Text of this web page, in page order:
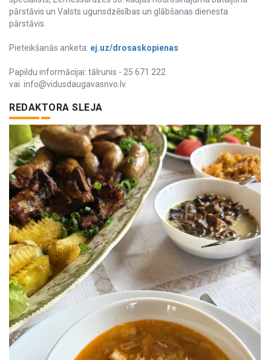
pārstāvis un Valsts ugunsdzēsības un glābšanas dienesta
pārstāvis.
Pieteikšanās anketa: ej.uz/drosaskopienas
Papildu informācijai: tālrunis - 25 671 222
vai info@vidusdaugavasnvo.lv.
REDAKTORA SLEJA